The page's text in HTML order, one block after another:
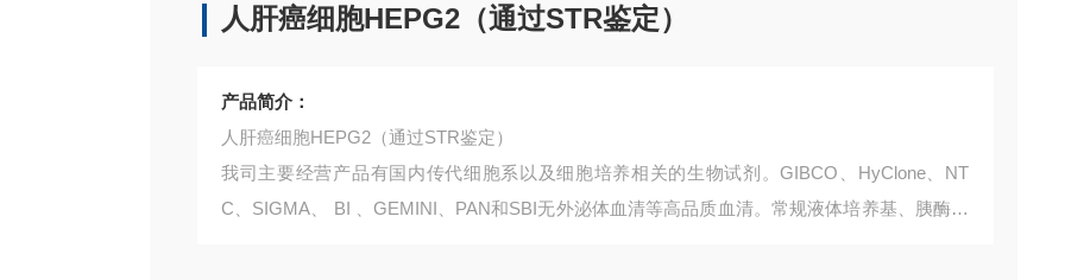
人肝癌细胞HEPG2（通过STR鉴定）
产品简介：
人肝癌细胞HEPG2（通过STR鉴定）
我司主要经营产品有国内传代细胞系以及细胞培养相关的生物试剂。GIBCO、HyClone、NT
C、SIGMA、 BI 、GEMINI、PAN和SBI无外泌体血清等高品质血清。常规液体培养基、胰酶、